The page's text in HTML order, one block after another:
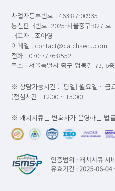
사업자등록번호 : 463-87-00935
통신판매번호: 2025-서울중구-827 호
대표자 : 조아영
이메일 : contact@catchsecu.com
전화 : 070-7776-8552
주소 : 서울특별시 중구 명동길 73, 6
※ 상담가능시간 : [평일] 월요일 ~ 금
(점심시간 : 12:00 ~ 13:00)
※ 캐치시큐는 변호사가 운영하는 법